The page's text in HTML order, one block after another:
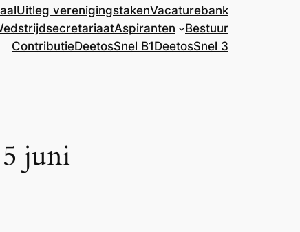
Uitleg verenigingstakenVacaturebank
Aspiranten
Bestuur
ContributieDeetosSnel B1DeetosSnel 3
juni